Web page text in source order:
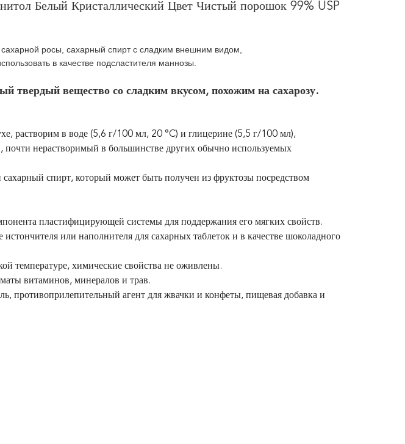
Белый Кристаллический Цвет Чистый порошок 99% USP
сахарной росы, сахарный спирт с сладким внешним видом,
в качестве подсластителя маннозы.
твердый вещество со сладким вкусом, похожим на сахарозу.
растворим в воде (5,6 г/100 мл, 20 °C) и глицерине (5,5 г/100 мл),
почти нерастворимый в большинстве других обычно используемых
спирт, который может быть получен из фруктозы посредством
пластифицирующей системы для поддержания его мягких свойств.
или наполнителя для сахарных таблеток и в качестве шоколадного
температуре, химические свойства не оживлены.
витаминов, минералов и трав.
противоприлепительный агент для жвачки и конфеты, пищевая добавка и